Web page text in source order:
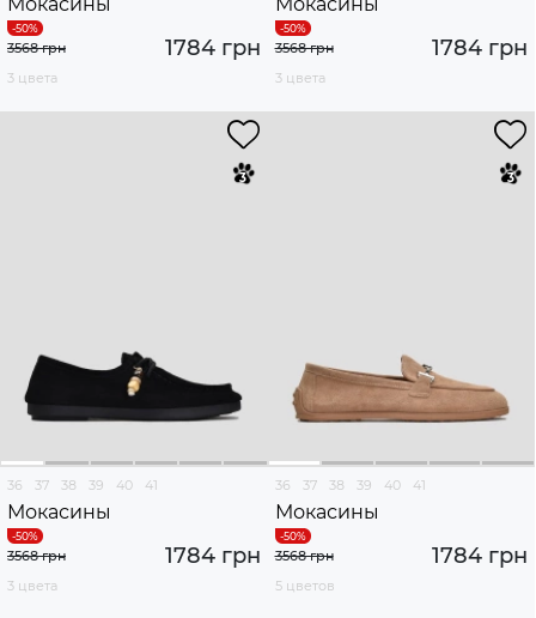
1784 грн
3568 грн
3 цвета
1784 грн
3568 грн
3 цвета
36 37 38 39 40 41
Мокасины
1784 грн
3568 грн
3 цвета
36 37 38 39 40 41
Мокасины
1784 грн
3568 грн
5 цветов